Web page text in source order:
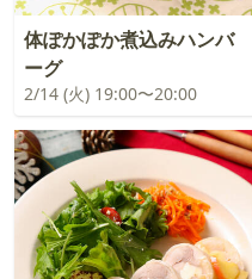
体ぽかぽか煮込みハンバ
ーグ
2/14 (火) 19:00〜20:00